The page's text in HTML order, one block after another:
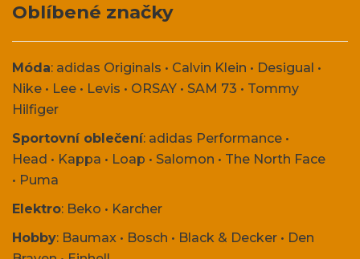
Oblíbené značky
Móda: adidas Originals • Calvin Klein • Desigual •
Nike • Lee • Levis • ORSAY • SAM 73 • Tommy
Hilfiger
Sportovní oblečení: adidas Performance •
Head • Kappa • Loap • Salomon • The North Face
• Puma
Elektro: Beko • Karcher
Hobby: Baumax • Bosch • Black & Decker • Den